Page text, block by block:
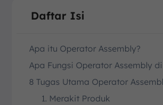
Daftar Isi
Apa itu Operator Assembly?
Apa Fungsi Operator Assembly
8 Tugas Utama Operator
1. Merakit Produk